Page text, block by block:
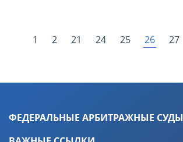
1 2 21 24 25 26 27
ФЕДЕРАЛЬНЫЕ АРБИТРАЖНЫЕ СУДЫ